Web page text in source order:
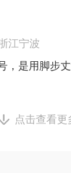
江宁波
，是用脚步
点击查看更